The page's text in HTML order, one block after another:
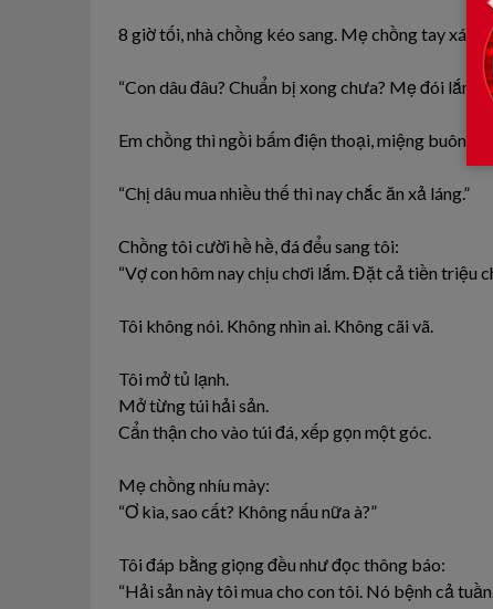
8 giờ tối, nhà chồng kéo sang. Mẹ chồng tay
“Con dâu đâu? Chuẩn bị xong chưa? Mẹ đói lắm
Em chồng thì ngồi bấm điện thoại, miệng buông
“Chị dâu mua nhiều thế thì nay chắc ăn xả láng.”
Chồng tôi cười hề hề, đá đểu sang tôi:
“Vợ con hôm nay chịu chơi lắm. Đặt cả tiền triệu
Tôi không nói. Không nhìn ai. Không cãi vã.
Tôi mở tủ lạnh.
Mở từng túi hải sản.
Cẩn thận cho vào túi đá, xếp gọn một góc.
Mẹ chồng nhíu mày:
“Ơ kìa, sao cất? Không nấu nữa à?”
Tôi đáp bằng giọng đều như đọc thông báo:
“Hải sản này tôi mua cho con tôi. Nó bệnh cả